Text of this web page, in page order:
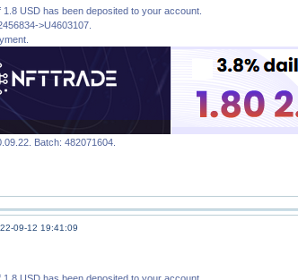
1.8 USD has been deposited to your account.
>U4603107.
Batch: 482071604.
09-12 19:41:09